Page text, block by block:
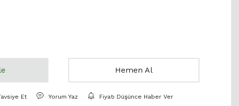
Hemen Al
Et Yorum Yaz Fiyatı Düşünce Haber Ver